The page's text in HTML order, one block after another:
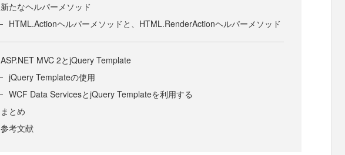
新たなヘルパーメソッド
HTML.Actionヘルパーメソッドと、HTML.RenderActionヘルパーメソッド
ASP.NET MVC 2とjQuery Template
jQuery Templateの使用
WCF Data ServicesとjQuery Templateを利用する
まとめ
参考文献